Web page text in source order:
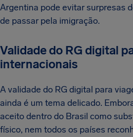
Argentina pode evitar surpresas
de passar pela imigração.
Validade do RG digital
internacionais
A validade do RG digital para
ainda é um tema delicado.
aceito dentro do Brasil como
físico, nem todos os países